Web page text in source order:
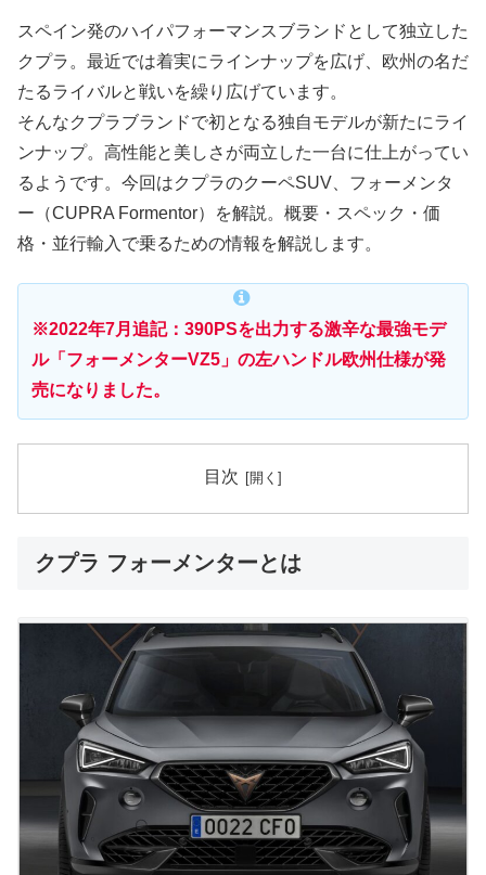
スペイン発のハイパフォーマンスブランドとして独立した
クプラ。最近では着実にラインナップを広げ、欧州の名だ
たるライバルと戦いを繰り広げています。
そんなクプラブランドで初となる独自モデルが新たにライ
ンナップ。高性能と美しさが両立した一台に仕上がってい
るようです。今回はクプラのクーペSUV、フォーメンタ
ー（CUPRA Formentor）を解説。概要・スペック・価
格・並行輸入で乗るための情報を解説します。
※2022年7月追記：390PSを出力する激辛な最強モデ
ル「フォーメンターVZ5」の左ハンドル欧州仕様が発
売になりました。
目次
クプラ フォーメンターとは